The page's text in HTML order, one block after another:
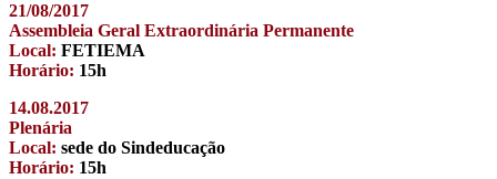
21/08/2017
Assembleia Geral Extraordinária Permanente
Local: FETIEMA
Horário: 15h
14.08.2017
Plenária
Local: sede do Sindeducação
Horário: 15h